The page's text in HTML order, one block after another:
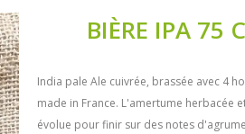
BIÈRE IPA 75
India pale Ale cuivrée, brassée avec 4
made in France. L'amertume herbacée
évolue pour finir sur des notes